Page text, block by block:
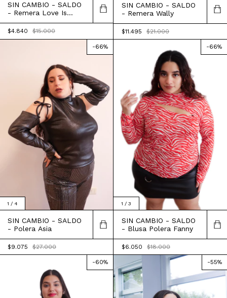
SIN CAMBIO - SALDO
- Remera Love Is
Louder
$4.840 $15.000
SIN CAMBIO - SALDO
- Remera Wally
$11.495 $21.000
1 / 4
-66%
SIN CAMBIO - SALDO
- Polera Asia
$9.075 $27.000
1 / 3
-66%
SIN CAMBIO - SALDO
- Blusa Polera Fanny
$6.050 $18.000
-60% -55%